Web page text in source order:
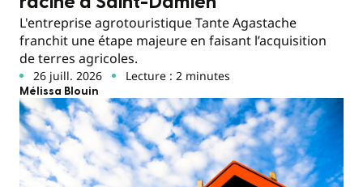
L'entreprise agrotouristique Tante Agastache
franchit une étape majeure en faisant l’acquisition
de terres agricoles.
26 juill. 2026 Lecture : 2 minutes
Mélissa Blouin